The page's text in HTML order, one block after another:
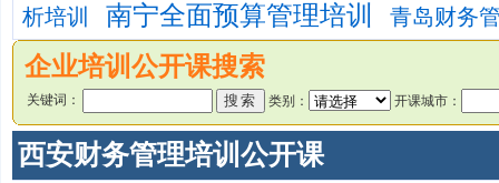
析培训 南宁全面预算管理培训 青岛财务
企业培训公开课搜索
关键词： 类别： 开课城市：
西安财务管理培训公开课